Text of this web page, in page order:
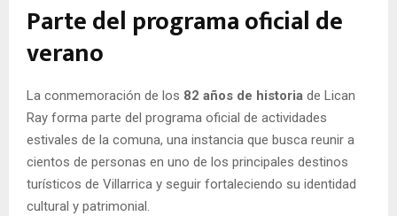
Parte del programa oficial de
verano
La conmemoración de los 82 años de historia de Lican
Ray forma parte del programa oficial de actividades
estivales de la comuna, una instancia que busca reunir a
cientos de personas en uno de los principales destinos
turísticos de Villarrica y seguir fortaleciendo su identidad
cultural y patrimonial.